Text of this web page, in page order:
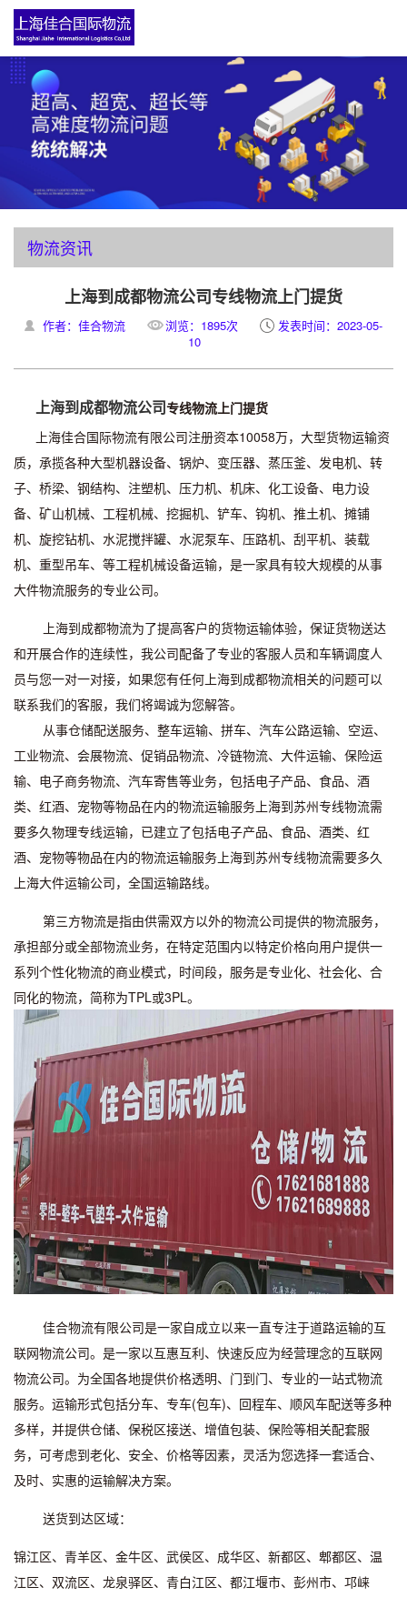
物流资讯
上海到成都物流公司专线物流上门提货
作者：佳合物流 浏览：1895次
发表时间：2023-05-
10
上海到成都物流公司专线物流上门提货
上海佳合国际物流有限公司注册资本10058万，大型货物运输资
质，承揽各种大型机器设备、锅炉、变压器、蒸压釜、发电机、转
子、桥梁、钢结构、注塑机、压力机、机床、化工设备、电力设
备、矿山机械、工程机械、挖掘机、铲车、钩机、推土机、摊铺
机、旋挖钻机、水泥搅拌罐、水泥泵车、压路机、刮平机、装载
机、重型吊车、等工程机械设备运输，是一家具有较大规模的从事
大件物流服务的专业公司。
上海到成都物流为了提高客户的货物运输体验，保证货物送达
和开展合作的连续性，我公司配备了专业的客服人员和车辆调度人
员与您一对一对接，如果您有任何上海到成都物流相关的问题可以
联系我们的客服，我们将竭诚为您解答。
从事仓储配送服务、整车运输、拼车、汽车公路运输、空运、
工业物流、会展物流、促销品物流、冷链物流、大件运输、保险运
输、电子商务物流、汽车寄售等业务，包括电子产品、食品、酒
类、红酒、宠物等物品在内的物流运输服务上海到苏州专线物流需
要多久物理专线运输，已建立了包括电子产品、食品、酒类、红
酒、宠物等物品在内的物流运输服务上海到苏州专线物流需要多久
上海大件运输公司，全国运输路线。
第三方物流是指由供需双方以外的物流公司提供的物流服务，
承担部分或全部物流业务，在特定范围内以特定价格向用户提供一
系列个性化物流的商业模式，时间段，服务是专业化、社会化、合
同化的物流，简称为TPL或3PL。
佳合物流有限公司是一家自成立以来一直专注于道路运输的互
联网物流公司。是一家以互惠互利、快速反应为经营理念的互联网
物流公司。为全国各地提供价格透明、门到门、专业的一站式物流
服务。运输形式包括分车、专车(包车)、回程车、顺风车配送等多种
多样，并提供仓储、保税区接送、增值包装、保险等相关配套服
务，可考虑到老化、安全、价格等因素，灵活为您选择一套适合、
及时、实惠的运输解决方案。
送货到达区域：
锦江区、青羊区、金牛区、武侯区、成华区、新都区、郫都区、温
江区、双流区、龙泉驿区、青白江区、都江堰市、彭州市、邛崃